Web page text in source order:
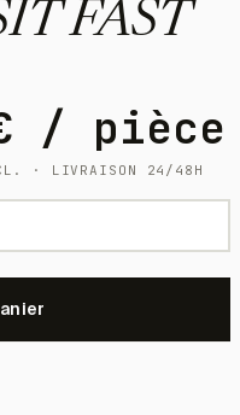
FAST
/ pièce
· LIVRAISON 24/48H